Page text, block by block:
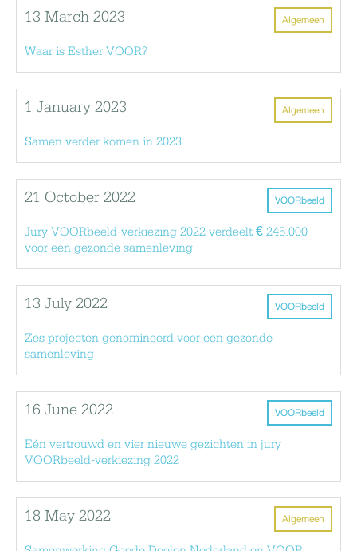
Algemeen
13 March 2023
Waar is Esther VOOR?
Algemeen
1 January 2023
Samen verder komen in 2023
VOORbeeld
21 October 2022
Jury VOORbeeld-verkiezing 2022 verdeelt € 245.000
voor een gezonde samenleving
VOORbeeld
13 July 2022
Zes projecten genomineerd voor een gezonde
samenleving
VOORbeeld
16 June 2022
Eén vertrouwd en vier nieuwe gezichten in jury
VOORbeeld-verkiezing 2022
Algemeen
18 May 2022